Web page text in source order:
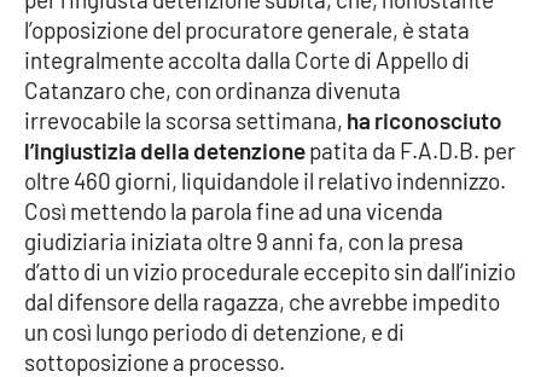
Cosenza
Lamezia Terme
PROGETTI
SPECIALI
Buona Sanità Calabria
LA
CALABRIAVISIONE
l’opposizione del procuratore generale, è stata
integralmente accolta dalla Corte di Appello di
Catanzaro che, con ordinanza divenuta
irrevocabile la scorsa settimana, ha riconosciuto
l’ingiustizia della detenzionepatita da F.A.D.B. per
oltre 460 giorni, liquidandole il relativo indennizzo.
Così mettendo la parola fine ad una vicenda
giudiziaria iniziata oltre 9 anni fa, con la presa
d’atto di un vizio procedurale eccepito sin dall’inizio
dal difensore della ragazza, che avrebbe impedito
un così lungo periodo di detenzione, e di
sottoposizione a processo.